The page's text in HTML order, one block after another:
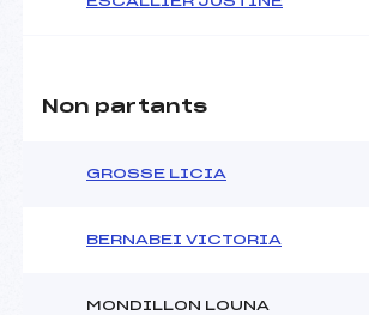
Non partants
GROSSE LICIA
BERNABEI VICTORIA
MONDILLON LOUNA